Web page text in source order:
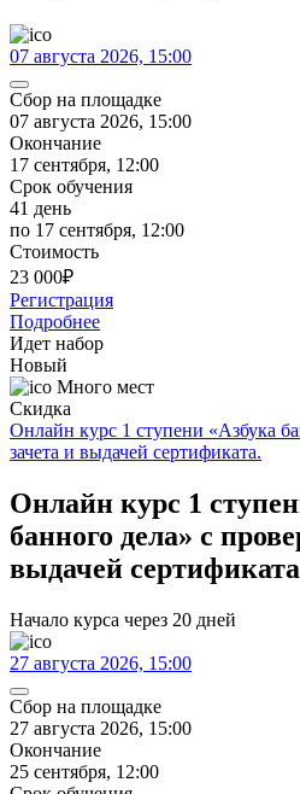
07 августа 2026, 15:00
Сбор на площадке
07 августа 2026, 15:00
Окончание
17 сентября, 12:00
Срок обучения
41 день
по 17 сентября, 12:00
Стоимость
23 000₽
Регистрация
Подробнее
Идет набор
Новый
Много мест
Скидка
Онлайн курс 1 ступени «Азбука
зачета и выдачей сертификата.
Онлайн курс 1
банного дела» с
выдачей
Начало курса через 20 дней
27 августа 2026, 15:00
Сбор на площадке
27 августа 2026, 15:00
Окончание
25 сентября, 12:00